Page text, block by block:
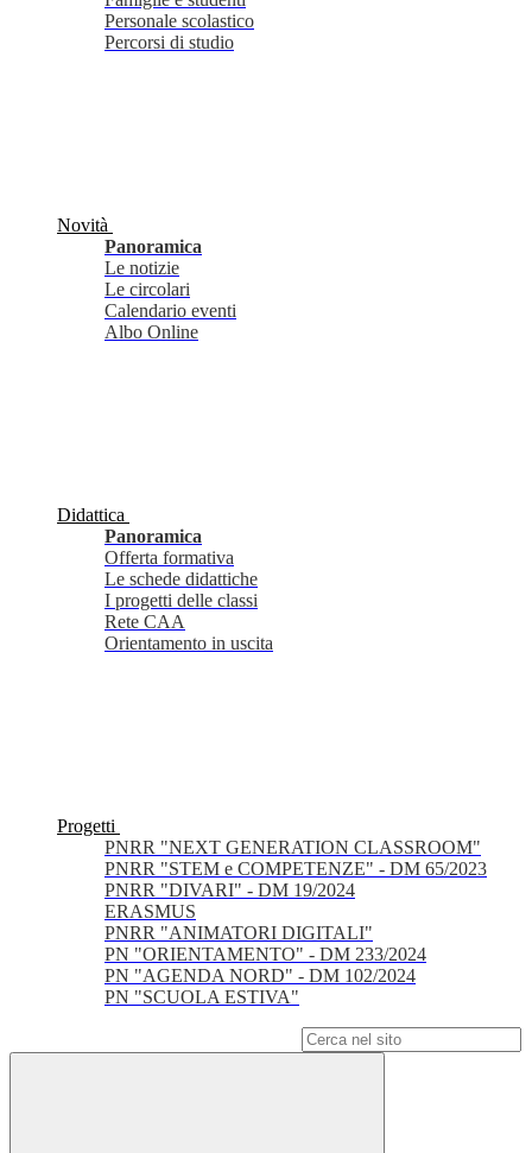
Personale scolastico
Percorsi di studio
Novità
Panoramica
Le notizie
Le circolari
Calendario eventi
Albo Online
Didattica
Panoramica
Offerta formativa
Le schede didattiche
I progetti delle classi
Rete CAA
Orientamento in uscita
Progetti
PNRR "NEXT GENERATION CLASSROOM"
PNRR "STEM e COMPETENZE" - DM 65/2023
PNRR "DIVARI" - DM 19/2024
ERASMUS
PNRR "ANIMATORI DIGITALI"
PN "ORIENTAMENTO" - DM 233/2024
PN "AGENDA NORD" - DM 102/2024
PN "SCUOLA ESTIVA"